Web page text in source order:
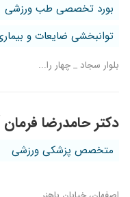
بورد تخصصی طب ورزشی
توانبخشی ضایعات و
بلوار سجاد _ چهار را...
دکتر حامدرضا فرمان
متخصص پزشکی ورزشی